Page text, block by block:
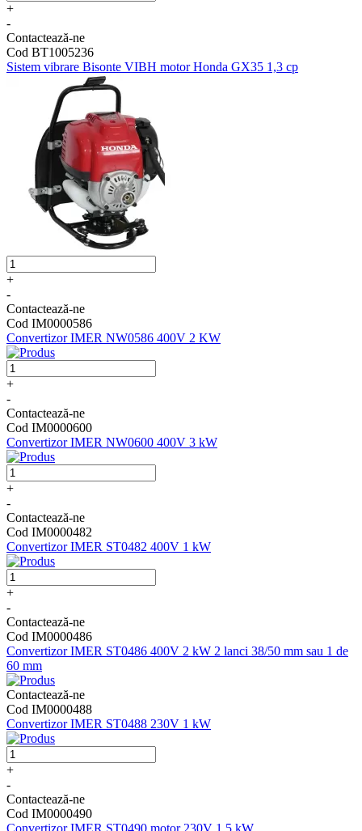
+
-
Contactează-ne
Cod BT1005236
Sistem vibrare Bisonte VIBH motor Honda GX35 1,3 cp
+
-
Contactează-ne
Cod IM0000586
Convertizor IMER NW0586 400V 2 KW
+
-
Contactează-ne
Cod IM0000600
Convertizor IMER NW0600 400V 3 kW
+
-
Contactează-ne
Cod IM0000482
Convertizor IMER ST0482 400V 1 kW
+
-
Contactează-ne
Cod IM0000486
Convertizor IMER ST0486 400V 2 kW 2 lanci 38/50 mm sau 1 de
60 mm
Contactează-ne
Cod IM0000488
Convertizor IMER ST0488 230V 1 kW
+
-
Contactează-ne
Cod IM0000490
Convertizor IMER ST0490 motor 230V 1,5 kW